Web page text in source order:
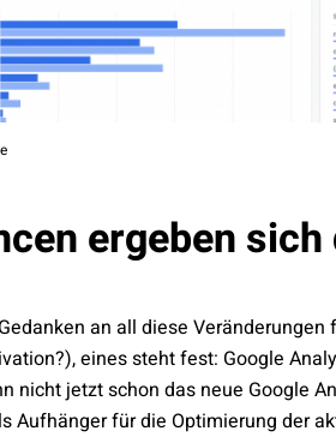
ergeben
an all diese Veränderungen
eines steht fest: Google
nicht jetzt schon das neue Google
Aufhänger für die Optimierung der